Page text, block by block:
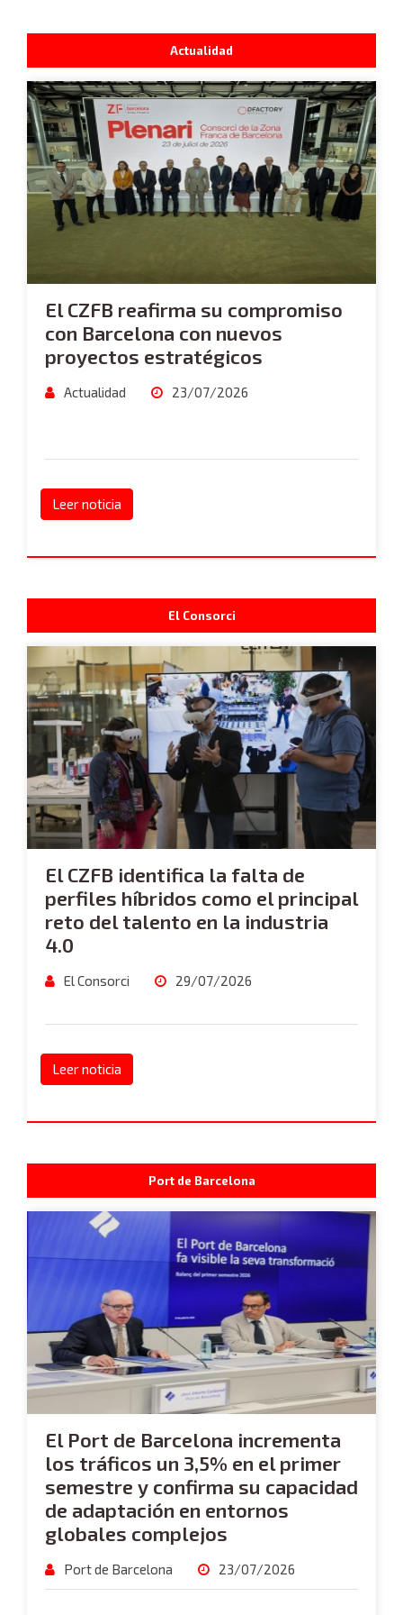
Actualidad
El CZFB reafirma su compromiso
con Barcelona con nuevos
proyectos estratégicos
Actualidad 23/07/2026
Leer noticia
El Consorci
El CZFB identifica la falta de
perfiles híbridos como el principal
reto del talento en la industria
4.0
El Consorci 29/07/2026
Leer noticia
Port de Barcelona
El Port de Barcelona incrementa
los tráficos un 3,5% en el primer
semestre y confirma su capacidad
de adaptación en entornos
globales complejos
Port de Barcelona 23/07/2026